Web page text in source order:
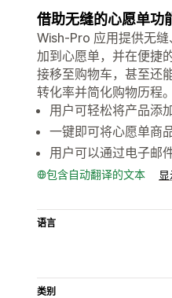
借助无缝的心愿单
Wish-Pro 应用提供无
加到心愿单，并在便捷
接移至购物车，甚至还
转化率并简化购物历程。
用户可轻松将产品添
一键即可将心愿单商
用户可以通过电子邮
包含自动翻译的文本
语言
类别